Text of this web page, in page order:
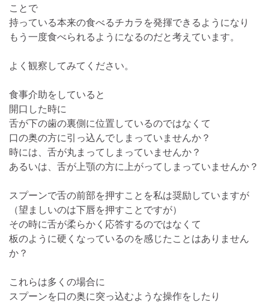
ことで
持っている本来の食べるチカラを発揮できるようになり
もう一度食べられるようになるのだと考えています。
よく観察してみてください。
食事介助をしていると
開口した時に
舌が下の歯の裏側に位置しているのではなくて
口の奥の方に引っ込んでしまっていませんか？
時には、舌が丸まってしまっていませんか？
あるいは、舌が上顎の方に上がってしまっていませんか？
スプーンで舌の前部を押すことを私は奨励していますが
（望ましいのは下唇を押すことですが）
その時に舌が柔らかく応答するのではなくて
板のように硬くなっているのを感じたことはありません
か？
これらは多くの場合に
スプーンを口の奥に突っ込むような操作をしたり